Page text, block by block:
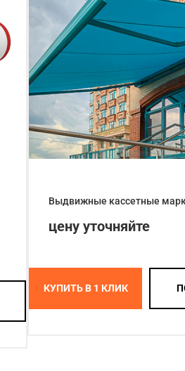
Выдвижные кассетные
цену уточняйте
КУПИТЬ В 1 КЛИК